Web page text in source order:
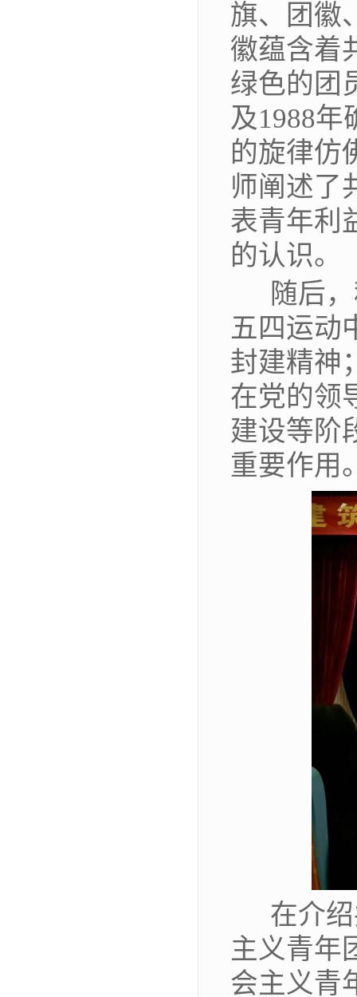
旗、团徽
徽蕴含着
绿色的团
及1988年
的旋律仿
师阐述了
表青年利
的认识。
随后
五四运动
封建精神
在党的领
建设等阶
重要作用
在介
主义青年
会主义青